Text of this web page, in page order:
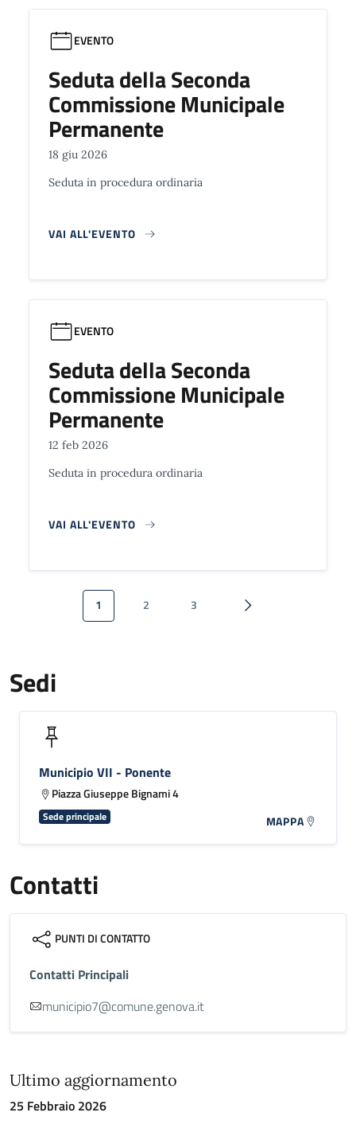
EVENTO
Seduta della Seconda
Commissione Municipale
Permanente
18 giu 2026
Seduta in procedura ordinaria
VAI ALL'EVENTO
EVENTO
Seduta della Seconda
Commissione Municipale
Permanente
12 feb 2026
Seduta in procedura ordinaria
VAI ALL'EVENTO
Paginazione
Pagina attuale
1 Pagina
2 Pagina
3 Pagina successiva
Sedi
Municipio VII - Ponente
Piazza Giuseppe Bignami 4
Sede principale MAPPA
Contatti
PUNTI DI CONTATTO
Contatti Principali
municipio7@comune.genova.it
Ultimo aggiornamento
25 Febbraio 2026